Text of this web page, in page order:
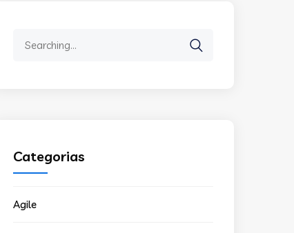
Categorias
Agile